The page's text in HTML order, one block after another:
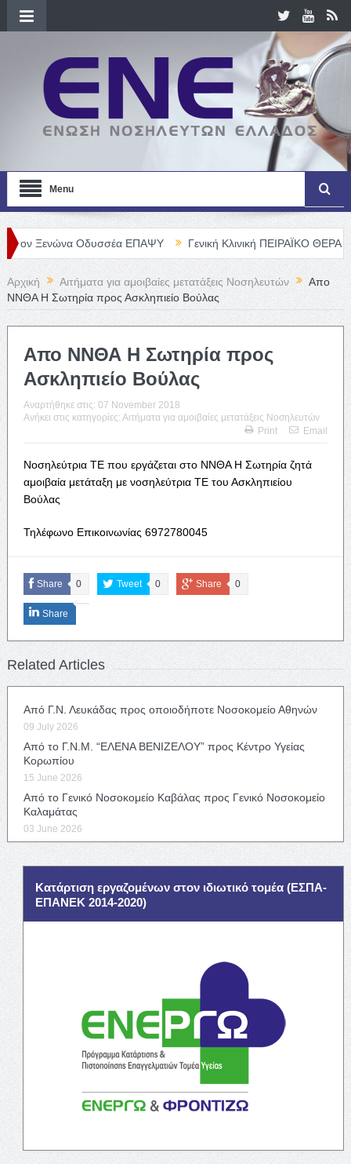
Menu
Οδυσσέα ΕΠΑΨΥ Γενική Κλινική ΠΕΙΡΑΪΚΟ
Αρχική Αιτήματα για αμοιβαίες μετατάξεις Νοσηλευτών
Απο
ΝΝΘΑ Η Σωτηρία προς Ασκληπιείο Βούλας
Απο ΝΝΘΑ Η Σωτηρία προς
Ασκληπιείο Βούλας
Αναρτήθηκε στις: 07 November 2018
Ανήκει στις κατηγορίες: Αιτήματα για αμοιβαίες μετατάξεις Νοσηλευτών
Print
Email
Νοσηλεύτρια ΤΕ που εργάζεται στο ΝΝΘΑ Η Σωτηρία ζητά
αμοιβαία μετάταξη με νοσηλεύτρια ΤΕ του Ασκληπιείου
Βούλας
Τηλέφωνο Επικοινωνίας 6972780045
Share 0 Tweet 0 Share 0
Share
Related Articles
Από Γ.Ν. Λευκάδας προς οποιοδήποτε Νοσοκομείο Αθηνών
09 July 2026
Από το Γ.Ν.Μ. “ΕΛΕΝΑ ΒΕΝΙΖΕΛΟΥ” προς Κέντρο Υγείας
Κορωπίου
15 June 2026
Από το Γενικό Νοσοκομείο Καβάλας προς Γενικό Νοσοκομείο
Καλαμάτας
03 June 2026
Κατάρτιση εργαζομένων στον ιδιωτικό τομέα (ΕΣΠΑ-
ΕΠΑΝΕΚ 2014-2020)